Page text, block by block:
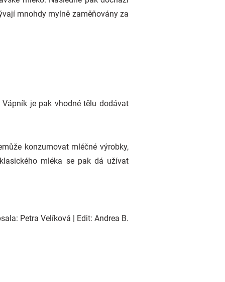
mnohdy mylně zaměňovány za
Vápník je pak vhodné tělu dodávat
konzumovat mléčné výrobky,
mléka se pak dá užívat
Petra Velíková | Edit: Andrea B.